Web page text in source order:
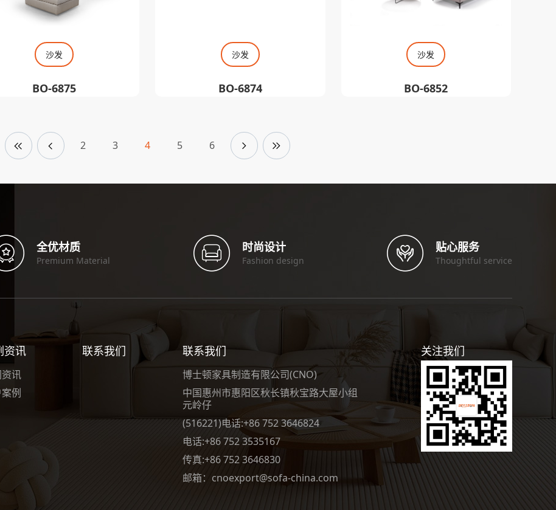
沙发
BO-6875
沙发
BO-6874
沙发
BO-6852
2 3 4 5 6
全优材质
Premium Material
时尚设计
Fashion design
贴心服务
Thoughtful service
资讯
讯
例
联系我们 联系我们
博士顿家具制造有限公司(CNO)
中国惠州市惠阳区秋长镇秋宝路大屋小组
元岭仔
(516221)电话:+86 752 3646824
电话:+86 752 3535167
传真:+86 752 3646830
邮箱：cnoexport@sofa-china.com
关注我们